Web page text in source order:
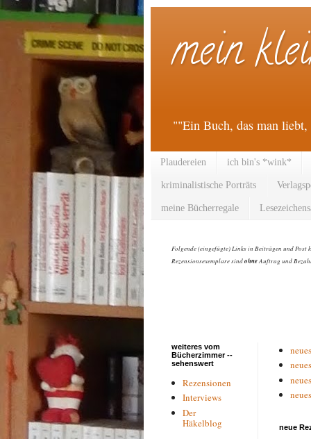
mein
""Ein Buch, das man
Plaudereien ich bin's *wink*
kriminalistische Porträts
meine Bücherregale
Folgende (eingefügte) Links in Beiträgen und Post
Rezensionsexemplare sindohneAuftrag und
neue
weiteres vom
Bücherzimmer --
sehenswert
Rezensionen
Interviews
Der
Häkelblog